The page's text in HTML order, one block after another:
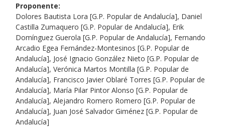
Proponente:
Dolores Bautista Lora [G.P. Popular de Andalucía], Daniel
Castilla Zumaquero [G.P. Popular de Andalucía], Erik
Domínguez Guerola [G.P. Popular de Andalucía], Fernando
Arcadio Egea Fernández-Montesinos [G.P. Popular de
Andalucía], José Ignacio González Nieto [G.P. Popular de
Andalucía], Verónica Martos Montilla [G.P. Popular de
Andalucía], Francisco Javier Oblaré Torres [G.P. Popular de
Andalucía], María Pilar Pintor Alonso [G.P. Popular de
Andalucía], Alejandro Romero Romero [G.P. Popular de
Andalucía], Juan José Salvador Giménez [G.P. Popular de
Andalucía]